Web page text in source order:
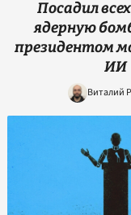
Посадил
ядерную
президентом
ИИ
Виталий